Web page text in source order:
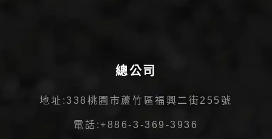
總公司
地址:338桃園市蘆竹區福興二街255號
電話:+886-3-369-3936